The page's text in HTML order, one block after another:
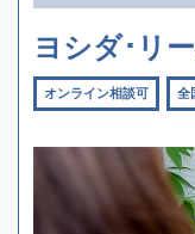
ヨシダ･リ
オンライン相談可 全